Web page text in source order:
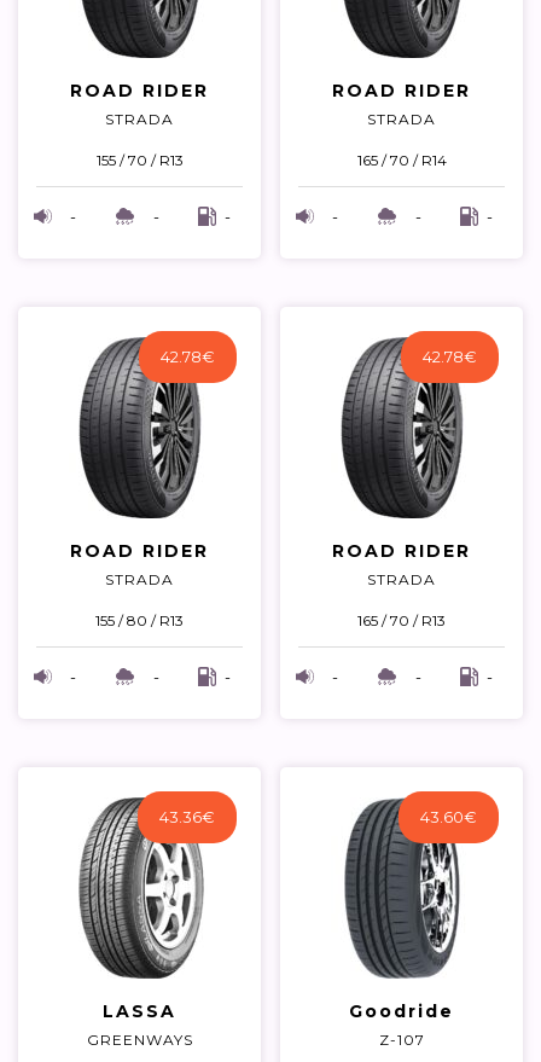
ROAD RIDER
STRADA
155 / 70 / R13
- - -
ROAD RIDER
STRADA
165 / 70 / R14
- - -
42.78€
ROAD RIDER
STRADA
155 / 80 / R13
- - -
42.78€
ROAD RIDER
STRADA
165 / 70 / R13
- - -
43.36€
LASSA
GREENWAYS
43.60€
Goodride
Z-107